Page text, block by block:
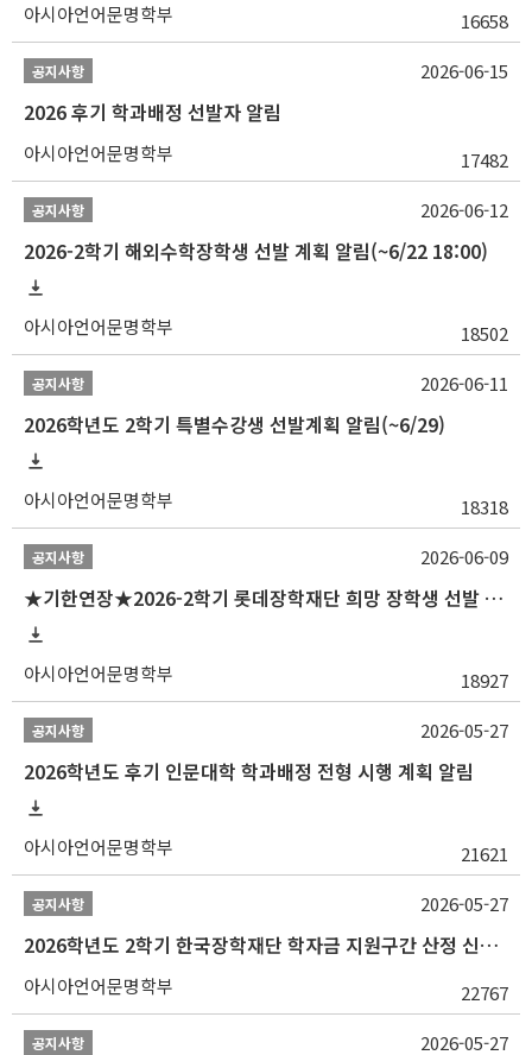
아시아언어문명학부 16658
공지사항
2026 후기 학과배정 선발자 알림
아시아언어문명학부 17482
2026-06-15
공지사항
2026-2학기 해외수학장학생 선발 계획 알림(~6/22 18:00)
아시아언어문명학부 18502
2026-06-12
공지사항
2026학년도 2학기 특별수강생 선발계획 알림(~6/29)
아시아언어문명학부 18318
2026-06-11
공지사항
★기한연장★2026-2학기 롯데장학재단 희망 장학생 선발 안내(~6/15
아시아언어문명학부 18927
2026-06-09
공지사항
2026학년도 후기 인문대학 학과배정 전형 시행 계획 알림
아시아언어문명학부 21621
2026-05-27
공지사항
2026학년도 2학기 한국장학재단 학자금 지원구간 산정 신청 안내
아시아언어문명학부 22767
2026-05-27
공지사항 2026-05-27